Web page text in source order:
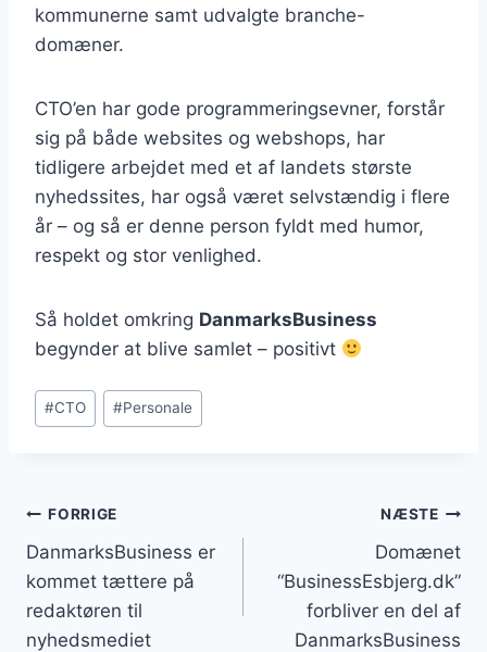
kommunerne samt udvalgte branche-
domæner.
CTO’en har gode programmeringsevner, forstår
sig på både websites og webshops, har
tidligere arbejdet med et af landets største
nyhedssites, har også været selvstændig i flere
år – og så er denne person fyldt med humor,
respekt og stor venlighed.
Så holdet omkring DanmarksBusiness
begynder at blive samlet – positivt
Indlæg-
tags:
#CTO #Personale
Indlægsnavigation
FORRIGE
DanmarksBusiness er
kommet tættere på
redaktøren til
nyhedsmediet
NÆSTE
Domænet
“BusinessEsbjerg.dk”
forbliver en del af
DanmarksBusiness